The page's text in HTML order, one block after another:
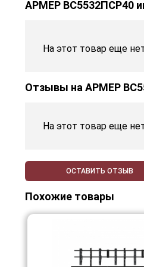
АРМЕР ВС5532ПСР40
На этот товар еще
Отзывы наАРМЕР
На этот товар еще
ОСТАВИТЬ ОТЗЫВ
Похожие товары